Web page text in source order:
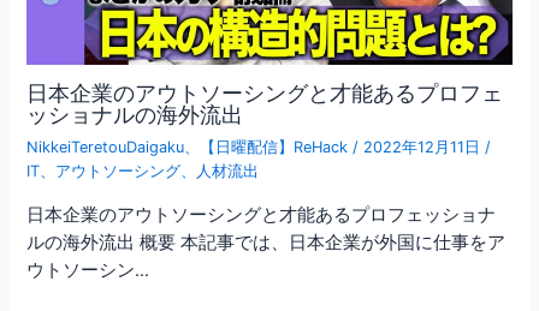
日本企業のアウトソーシングと才能あるプロフェ
ッショナルの海外流出
NikkeiTeretouDaigaku、 【日曜配信】ReHack / 2022年12月11日 /
IT、 アウトソーシング、 人材流出
日本企業のアウトソーシングと才能あるプロフェッショナ
ルの海外流出 概要 本記事では、日本企業が外国に仕事をア
ウトソーシン…